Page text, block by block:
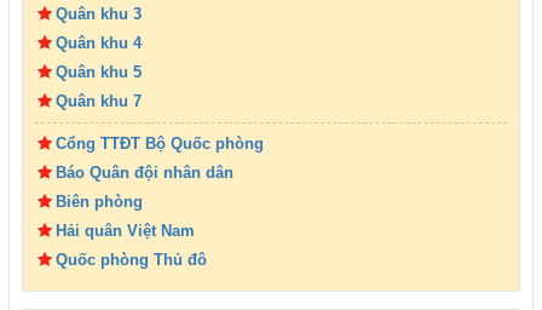
Quân khu 3
Quân khu 4
Quân khu 5
Quân khu 7
Cổng TTĐT Bộ Quốc phòng
Báo Quân đội nhân dân
Biên phòng
Hải quân Việt Nam
Quốc phòng Thủ đô